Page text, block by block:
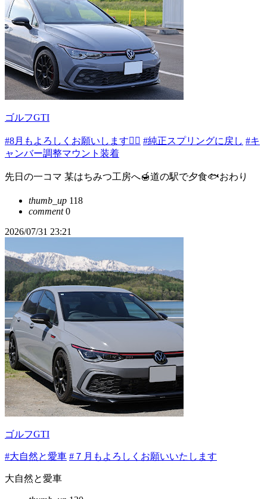
ゴルフGTI
#8月もよろしくお願いします🙇‍♂️ #純正スプリングに戻し #キ
ャンバー調整マウント装着
先日の一コマ 某はちみつ工房へ🍯道の駅で夕食🐟おわり
thumb_up 118
comment0
2026/07/31 23:21
ゴルフGTI
#大自然と愛車 #７月もよろしくお願いいたします
大自然と愛車